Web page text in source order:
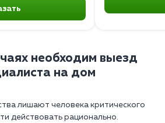
необходим выезд
на дом
лишают человека критического
действовать рационально.